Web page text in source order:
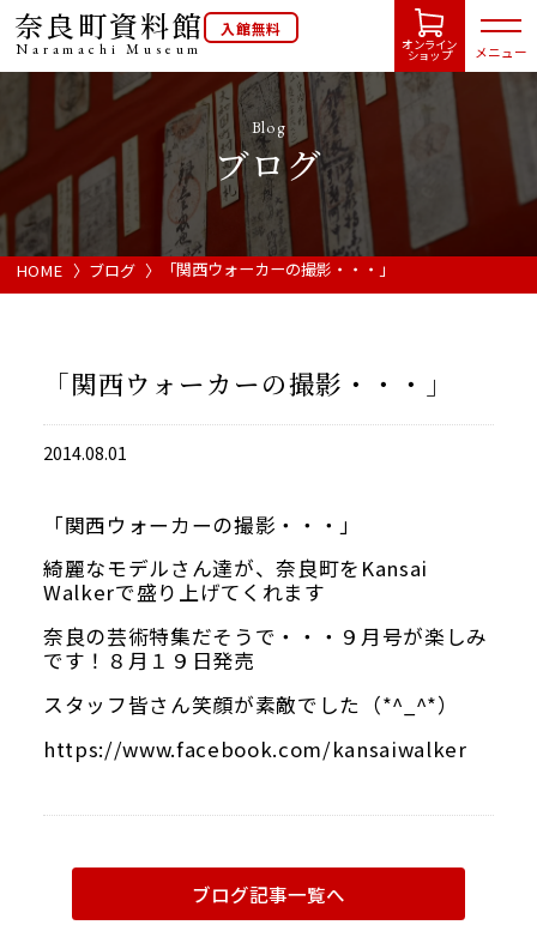
奈良町資料館
NaramachiMuseum
入館無料
オンライン
ショップ メニュー
HOME
開館カレンダー
メディア実績
活動実績
お知らせ
Blog
ブログ
HOME ブログ 「関西ウォーカーの撮影・・・」
「関西ウォーカーの撮影・・・」
2014.08.01
「関西ウォーカーの撮影・・・」
綺麗なモデルさん達が、奈良町をKansai
Walkerで盛り上げてくれます
奈良の芸術特集だそうで・・・９月号が楽しみ
です！８月１９日発売
スタッフ皆さん笑顔が素敵でした（*^_^*）
https://www.facebook.com/kansaiwalker
ブログ記事一覧へ